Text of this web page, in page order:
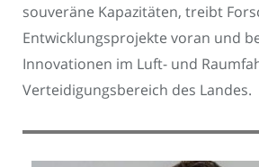
souveräne Kapazitäten, treibt
Entwicklungsprojekte voran und
Innovationen im Luft- und
Verteidigungsbereich des Landes.